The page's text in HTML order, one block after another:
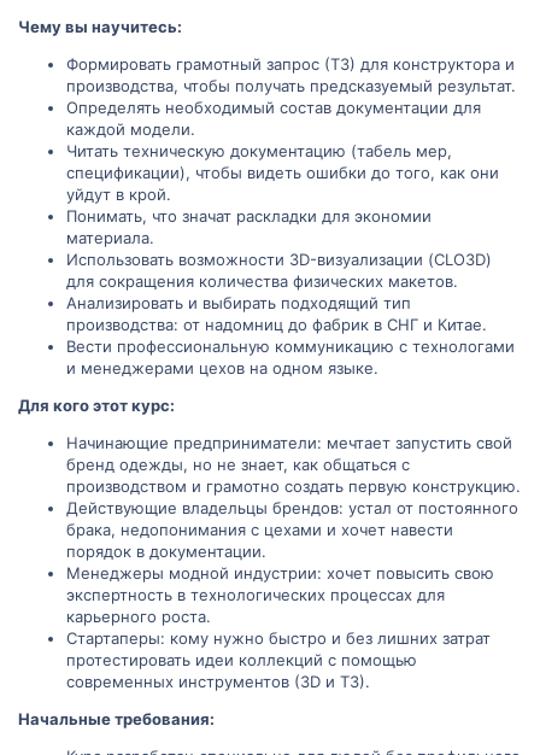
Чему вы научитесь:
Формировать грамотный запрос (ТЗ) для конструктора и
производства, чтобы получать предсказуемый результат.
Определять необходимый состав документации для
каждой модели.
Читать техническую документацию (табель мер,
спецификации), чтобы видеть ошибки до того, как они
уйдут в крой.
Понимать, что значат раскладки для экономии
материала.
Использовать возможности 3D-визуализации (CLO3D)
для сокращения количества физических макетов.
Анализировать и выбирать подходящий тип
производства: от надомниц до фабрик в СНГ и Китае.
Вести профессиональную коммуникацию с технологами
и менеджерами цехов на одном языке.
Для кого этот курс:
Начинающие предприниматели: мечтает запустить свой
бренд одежды, но не знает, как общаться с
производством и грамотно создать первую конструкцию.
Действующие владельцы брендов: устал от постоянного
брака, недопонимания с цехами и хочет навести
порядок в документации.
Менеджеры модной индустрии: хочет повысить свою
экспертность в технологических процессах для
карьерного роста.
Стартаперы: кому нужно быстро и без лишних затрат
протестировать идеи коллекций с помощью
современных инструментов (3D и ТЗ).
Начальные требования: